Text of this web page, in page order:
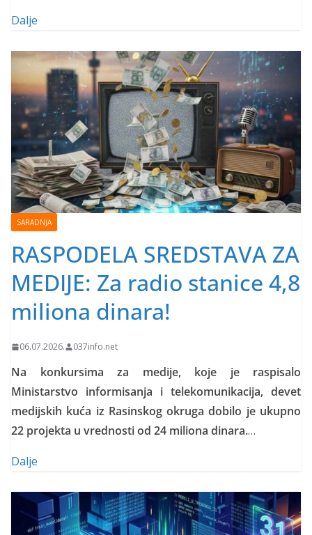
Dalje
SARADNJA
RASPODELA SREDSTAVA ZA
MEDIJE: Za radio stanice 4,8
miliona dinara!
06.07.2026. 037info.net
Na konkursima za medije, koje je raspisalo
Ministarstvo informisanja i telekomunikacija, devet
medijskih kuća iz Rasinskog okruga dobilo je ukupno
22 projekta u vrednosti od 24 miliona dinara.…
Dalje